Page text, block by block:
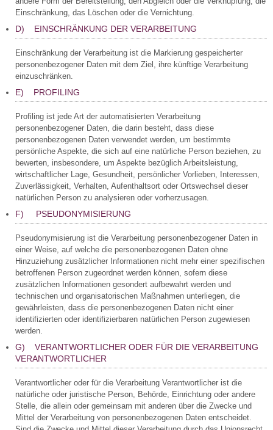
Einschränkung, das Löschen oder die Vernichtung.
D) EINSCHRÄNKUNG DER VERARBEITUNG
Einschränkung der Verarbeitung ist die Markierung gespeicherter
personenbezogener Daten mit dem Ziel, ihre künftige Verarbeitung
einzuschränken.
E) PROFILING
Profiling ist jede Art der automatisierten Verarbeitung
personenbezogener Daten, die darin besteht, dass diese
personenbezogenen Daten verwendet werden, um bestimmte
persönliche Aspekte, die sich auf eine natürliche Person beziehen, zu
bewerten, insbesondere, um Aspekte bezüglich Arbeitsleistung,
wirtschaftlicher Lage, Gesundheit, persönlicher Vorlieben, Interessen,
Zuverlässigkeit, Verhalten, Aufenthaltsort oder Ortswechsel dieser
natürlichen Person zu analysieren oder vorherzusagen.
F) PSEUDONYMISIERUNG
Pseudonymisierung ist die Verarbeitung personenbezogener Daten in
einer Weise, auf welche die personenbezogenen Daten ohne
Hinzuziehung zusätzlicher Informationen nicht mehr einer spezifischen
betroffenen Person zugeordnet werden können, sofern diese
zusätzlichen Informationen gesondert aufbewahrt werden und
technischen und organisatorischen Maßnahmen unterliegen, die
gewährleisten, dass die personenbezogenen Daten nicht einer
identifizierten oder identifizierbaren natürlichen Person zugewiesen
werden.
G) VERANTWORTLICHER ODER FÜR DIE VERARBEITUNG
VERANTWORTLICHER
Verantwortlicher oder für die Verarbeitung Verantwortlicher ist die
natürliche oder juristische Person, Behörde, Einrichtung oder andere
Stelle, die allein oder gemeinsam mit anderen über die Zwecke und
Mittel der Verarbeitung von personenbezogenen Daten entscheidet.